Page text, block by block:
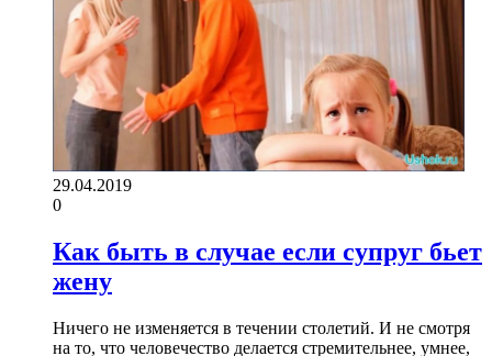
29.04.2019
0
Как быть в случае если супруг бьет
жену
Ничего не изменяется в течении столетий. И не смотря
на то, что человечество делается стремительнее, умнее,